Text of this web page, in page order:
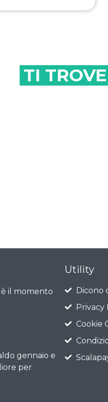
TI
è il momento
gennaio e
per
Utility
Dicono
Privacy
Cookie